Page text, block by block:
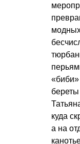
куда
а на